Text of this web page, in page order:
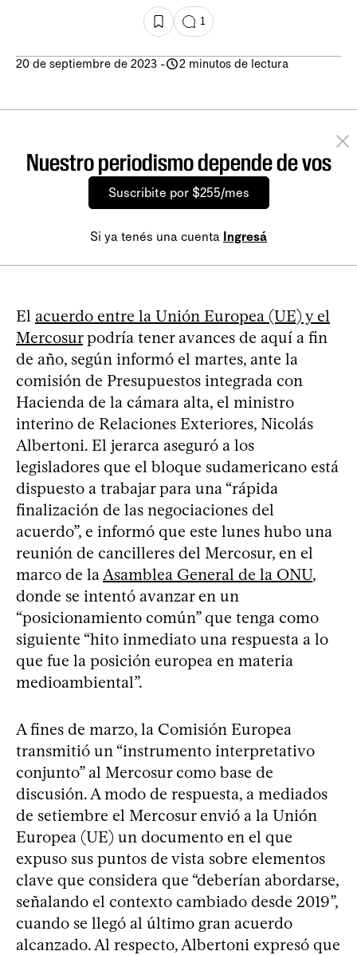
1
20 de septiembre de 2023 - 2 minutos de lectura
Nuestro periodismo depende de vos
Suscribite por $255/mes
Si ya tenés una cuenta Ingresá
El acuerdo entre la Unión Europea (UE) y el
Mercosurpodría tener avances de aquí a fin
de año, según informó el martes, ante la
comisión de Presupuestos integrada con
Hacienda de la cámara alta, el ministro
interino de Relaciones Exteriores, Nicolás
Albertoni. El jerarca aseguró a los
legisladores que el bloque sudamericano está
dispuesto a trabajar para una “rápida
finalización de las negociaciones del
acuerdo”, e informó que este lunes hubo una
reunión de cancilleres del Mercosur, en el
marco de la Asamblea General de la ONU,
donde se intentó avanzar en un
“posicionamiento común” que tenga como
siguiente “hito inmediato una respuesta a lo
que fue la posición europea en materia
medioambiental”.
A fines de marzo, la Comisión Europea
transmitió un “instrumento interpretativo
conjunto” al Mercosur como base de
discusión. A modo de respuesta, a mediados
de setiembre el Mercosur envió a la Unión
Europea (UE) un documento en el que
expuso sus puntos de vista sobre elementos
clave que considera que “deberían abordarse,
señalando el contexto cambiado desde 2019”,
cuando se llegó al último gran acuerdo
alcanzado. Al respecto, Albertoni expresó que